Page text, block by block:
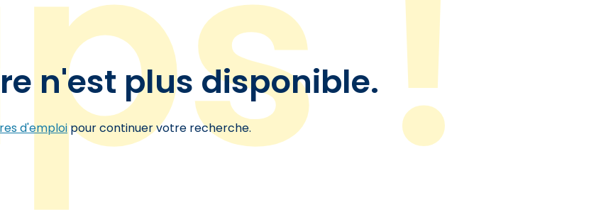
n'est plus disponible.
d'emploipour continuer votre recherche.